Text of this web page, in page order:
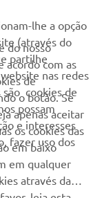
processamos
lhe a opção
(através do
partilhe
nas redes
são cookies de
possam
e interesses
fazer uso dos
do nosso
acordo com as
de
o botão. Se
apenas aceitar
os cookies das
em baixo
em qualquer
através da